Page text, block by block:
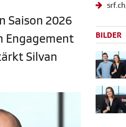
Saison 2026
Engagement
Silvan
BILDER